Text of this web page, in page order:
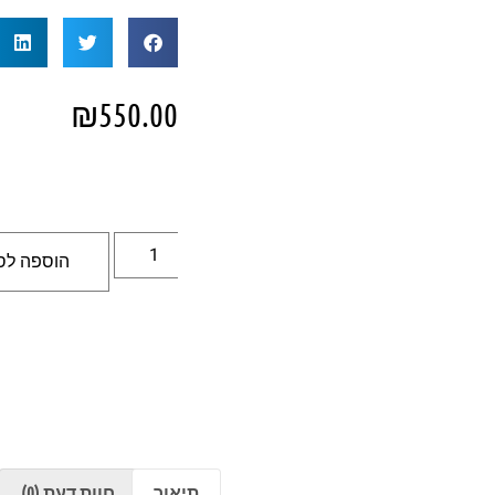
₪550.00
הוספה